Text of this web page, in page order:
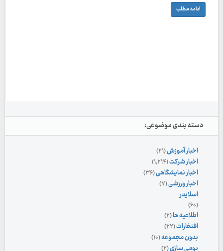
ادامه مطلب
دسته بندی موضوعی:
اخبار آموزش(۲۱)
اخبار شرکت(۱,۲۱۴)
اخبار نمایشگاهی(۳۶)
اخبار ورزشی(۷)
اسلایدر
(۶۰)
اطلاعیه ها(۲)
افتخارات(۲۲)
بدون مجموعه(۱۰)
بومی سازی(۲)